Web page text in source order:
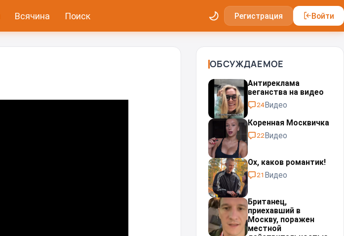
Всячина Поиск Регистрация Войти
ОБСУЖДАЕМОЕ
Антиреклама
веганства на видео
24Видео
Коренная Москвичка
22Видео
Ох, каков романтик!
21 Видео
Британец,
приехавший в
Москву, поражен
местной